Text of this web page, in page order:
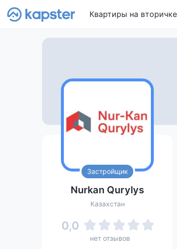
Квартиры на вторичке
Застройщик
Nurkan Qurylys
Казахстан
0,0
нет отзывов